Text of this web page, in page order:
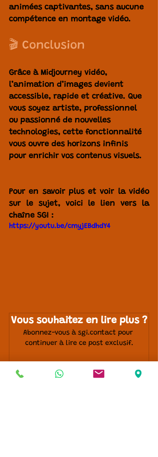
animées captivantes, sans aucune
compétence en montage vidéo.
🎬 Conclusion
Grâce à Midjourney vidéo,
l’animation d’images devient
accessible, rapide et créative. Que
vous soyez artiste, professionnel
ou passionné de nouvelles
technologies, cette fonctionnalité
vous ouvre des horizons infinis
pour enrichir vos contenus visuels.
Pour en savoir plus et voir la vidéo
sur le sujet, voici le lien vers la
chaîne SGI :
https://youtu.be/cmyjEBdhdY4
Vous souhaitez en lire plus ?
Abonnez-vous à sgi.contact pour
continuer à lire ce post exclusif.
S'abonner